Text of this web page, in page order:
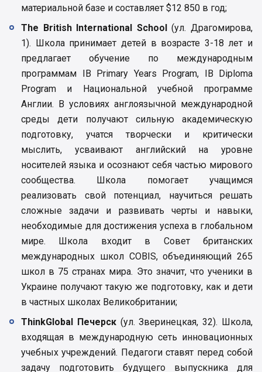
материальной базе и составляет $12 850 в год;
The British International School
(ул. Драгомирова,
1). Школа принимает детей в возрасте 3-18 лет и
предлагает обучение по международным
программам IB Primary Years Program, IB Diploma
Program и Национальной учебной программе
Англии. В условиях англоязычной международной
среды дети получают сильную академическую
подготовку, учатся творчески и критически
мыслить, усваивают английский на уровне
носителей языка и осознают себя частью мирового
сообщества. Школа помогает учащимся
реализовать свой потенциал, научиться решать
сложные задачи и развивать черты и навыки,
необходимые для достижения успеха в глобальном
мире. Школа входит в Совет британских
международных школ COBIS, объединяющий 265
школ в 75 странах мира. Это значит, что ученики в
Украине получают такую ​​же подготовку, как и дети
в частных школах Великобритании;
ThinkGlobal Печерск(ул. Зверинецкая, 32). Школа,
входящая в международную сеть инновационных
учебных учреждений. Педагоги ставят перед собой
задачу подготовить будущего выпускника для